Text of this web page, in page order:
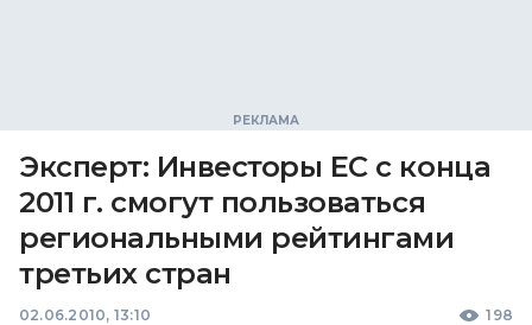
Эксперт: Инвесторы ЕС с конца
2011 г. смогут пользоваться
региональными рейтингами
третьих стран
02.06.2010, 13:10 198